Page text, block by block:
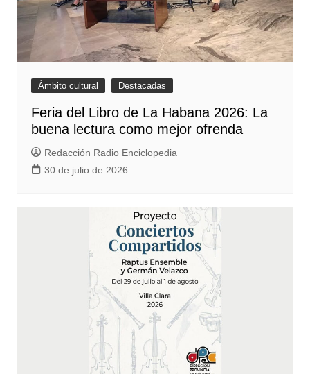
Ámbito cultural Destacadas
Feria del Libro de La Habana 2026: La
buena lectura como mejor ofrenda
Redacción Radio Enciclopedia
30 de julio de 2026